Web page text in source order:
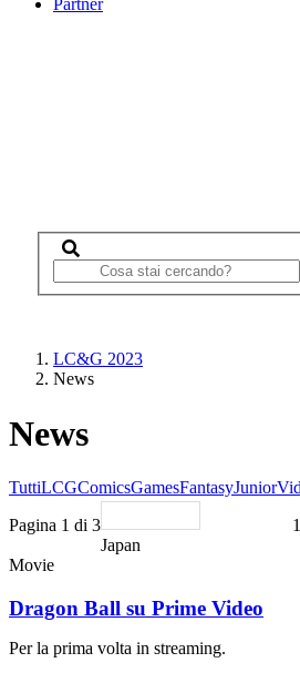
LC&G 2023
News
News
TuttiLCGComicsGamesFantasyJunior
Pagina 1 di 3
1
Japan
Movie
Dragon Ball su Prime Video
Per la prima volta in streaming.